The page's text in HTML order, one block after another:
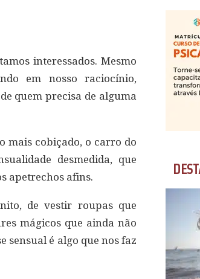
interessados. Mesmo
em nosso raciocínio,
quem precisa de alguma
mais cobiçado, o carro do
desmedida, que
apetrechos afins.
de vestir roupas que
mágicos que ainda não
sensual é algo que nos faz